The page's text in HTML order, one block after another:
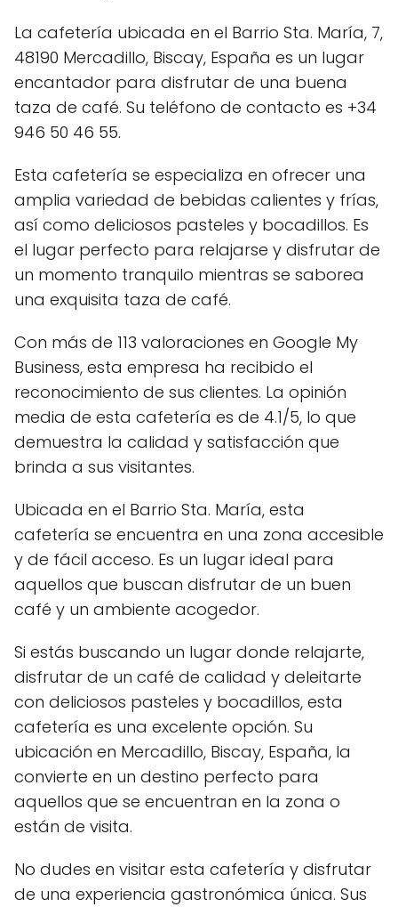
La cafetería ubicada en el Barrio Sta. María, 7,
48190 Mercadillo, Biscay, España es un lugar
encantador para disfrutar de una buena
taza de café. Su teléfono de contacto es +34
946 50 46 55.
Esta cafetería se especializa en ofrecer una
amplia variedad de bebidas calientes y frías,
así como deliciosos pasteles y bocadillos. Es
el lugar perfecto para relajarse y disfrutar de
un momento tranquilo mientras se saborea
una exquisita taza de café.
Con más de 113 valoraciones en Google My
Business, esta empresa ha recibido el
reconocimiento de sus clientes. La opinión
media de esta cafetería es de 4.1/5, lo que
demuestra la calidad y satisfacción que
brinda a sus visitantes.
Ubicada en el Barrio Sta. María, esta
cafetería se encuentra en una zona accesible
y de fácil acceso. Es un lugar ideal para
aquellos que buscan disfrutar de un buen
café y un ambiente acogedor.
Si estás buscando un lugar donde relajarte,
disfrutar de un café de calidad y deleitarte
con deliciosos pasteles y bocadillos, esta
cafetería es una excelente opción. Su
ubicación en Mercadillo, Biscay, España, la
convierte en un destino perfecto para
aquellos que se encuentran en la zona o
están de visita.
No dudes en visitar esta cafetería y disfrutar
de una experiencia gastronómica única. Sus